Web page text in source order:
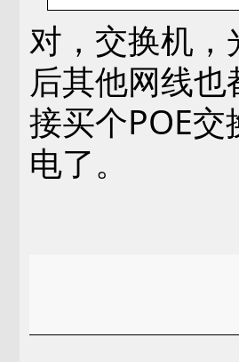
对，交换机
后其他网线
接买个POE
电了。